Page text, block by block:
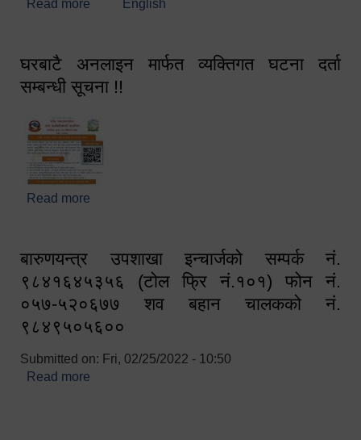
Read more about स्वागतम!!!
English
घरबाटै अनलाइन मार्फत व्यक्तिगत घटना दर्ता
सम्बन्धी सूचना !!
Read more
बारुणयन्त्र उपशाखा इन्चार्जको सम्पर्क नं.
९८४१६४५३५६ (टोल फ्रि नं.१०१) फोन नं.
०५७-५२०६७७ शव बहान चालकको नं.
९८४९५०५६००
Submitted on: Fri, 02/25/2022 - 10:50
Read more